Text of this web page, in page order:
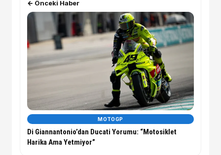
← Önceki Haber
MOTOGP
Di Giannantonio’dan Ducati Yorumu: “Motosiklet
Harika Ama Yetmiyor”